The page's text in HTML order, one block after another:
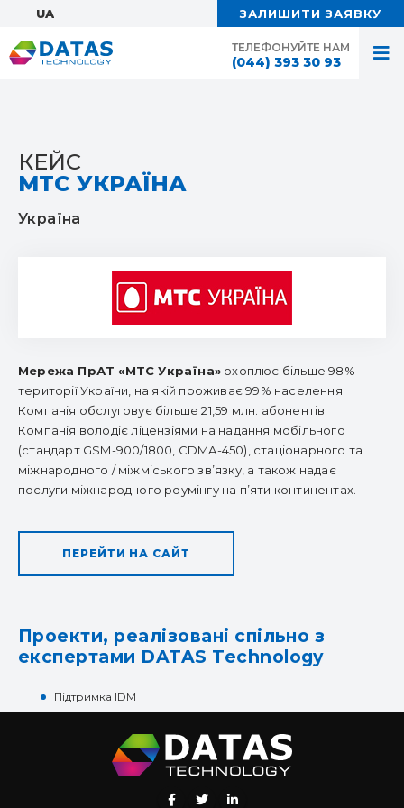
ТЕЛЕФОНУЙТЕ НАМ
(044) 393 30 93
UA: ЗАЛИШИТИ ЗАЯВКУ
КЕЙС
МТС УКРАЇНА
Україна
Мережа ПрАТ «МТС Україна» охоплює більше 98%
території України, на якій проживає 99% населення.
Компанія обслуговує більше 21,59 млн. абонентів.
Компанія володіє ліцензіями на надання мобільного
(стандарт GSM-900/1800, CDMA-450), стаціонарного та
міжнародного / міжміського зв’язку, а також надає
послуги міжнародного роумінгу на п’яти континентах.
ПЕРЕЙТИ НА САЙТ
Проекти, реалізовані спільно з
експертами DATAS Technology
Підтримка IDM